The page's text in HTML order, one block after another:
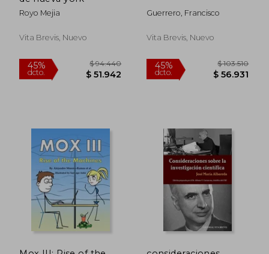
Royo Mejia
Vita Brevis, Nuevo
45%
dcto.
$ 94.440
$ 51.942
Guerrero, Francisco
Vita Brevis, Nuevo
45%
dcto.